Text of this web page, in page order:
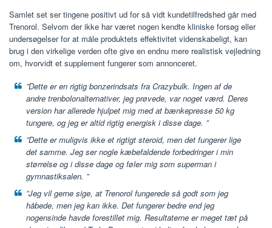
Samlet set ser tingene positivt ud for så vidt kundetilfredshed går med
Trenorol. Selvom der ikke har været nogen kendte kliniske forsøg eller
undersøgelser for at måle produktets effektivitet videnskabeligt, kan
brug i den virkelige verden ofte give en endnu mere realistisk vejledning
om, hvorvidt et supplement fungerer som annonceret.
”Dette er en rigtig bonzerindsats fra Crazybulk. Ingen af ​​de
andre trenbolonalternativer, jeg prøvede, var noget værd. Deres
version har allerede hjulpet mig med at bænkepresse 50 kg
tungere, og jeg er altid rigtig energisk i disse dage. ”
”Dette er muligvis ikke et rigtigt steroid, men det fungerer lige
det samme. Jeg ser nogle kæbefaldende forbedringer i min
størrelse og i disse dage og føler mig som superman i
gymnastiksalen. ”
”Jeg vil gerne sige, at Trenorol fungerede så godt som jeg
håbede, men jeg kan ikke. Det fungerer bedre end jeg
nogensinde havde forestillet mig. Resultaterne er meget tæt på